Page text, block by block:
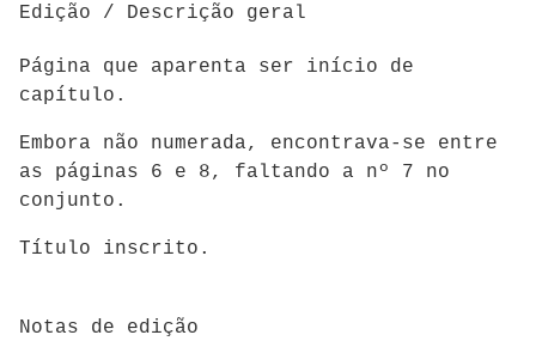
Edição / Descrição geral
Página que aparenta ser início de
capítulo.
Embora não numerada, encontrava-se entre
as páginas 6 e 8, faltando a nº 7 no
conjunto.
Título inscrito.
Notas de edição